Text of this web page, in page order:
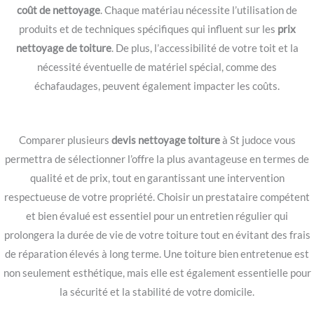
coût de nettoyage. Chaque matériau nécessite l’utilisation de
produits et de techniques spécifiques qui influent sur les prix
nettoyage de toiture. De plus, l’accessibilité de votre toit et la
nécessité éventuelle de matériel spécial, comme des
échafaudages, peuvent également impacter les coûts.
Comparer plusieurs devis nettoyage toitureà St judoce vous
permettra de sélectionner l’offre la plus avantageuse en termes de
qualité et de prix, tout en garantissant une intervention
respectueuse de votre propriété. Choisir un prestataire compétent
et bien évalué est essentiel pour un entretien régulier qui
prolongera la durée de vie de votre toiture tout en évitant des frais
de réparation élevés à long terme. Une toiture bien entretenue est
non seulement esthétique, mais elle est également essentielle pour
la sécurité et la stabilité de votre domicile.